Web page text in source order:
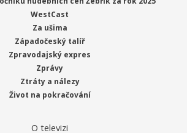
WestCast
Za ušima
Západočeský talíř
Zpravodajský expres
Zprávy
Ztráty a nálezy
Život na pokračování
O televizi